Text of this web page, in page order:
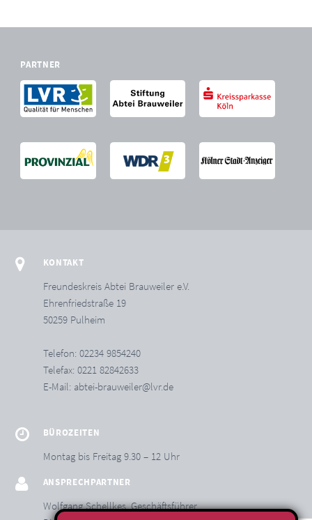
PARTNER
KONTAKT
Freundeskreis Abtei Brauweiler e.V.
Ehrenfriedstraße 19
50259 Pulheim
Telefon: 02234 9854240
Telefax: 0221 82842633
E-Mail: abtei-brauweiler@lvr.de
BÜROZEITEN
Montag bis Freitag 9.30 – 12 Uhr
ANSPRECHPARTNER
Wolfgang Schellkes, Geschäftsführer